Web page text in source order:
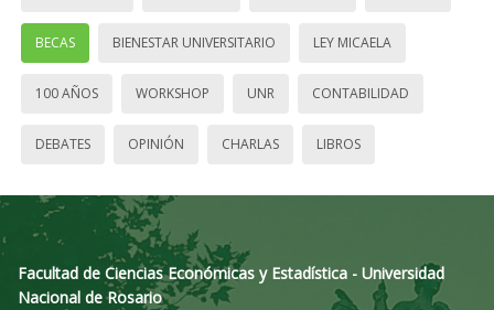
BECAS BIENESTAR UNIVERSITARIO LEY MICAELA
100 AÑOS WORKSHOP UNR CONTABILIDAD
DEBATES OPINIÓN CHARLAS LIBROS
Facultad de Ciencias Económicas y Estadística - Universidad
Nacional de Rosario